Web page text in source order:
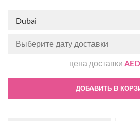
Dubai
цена доставки
ДОБАВИТЬ В